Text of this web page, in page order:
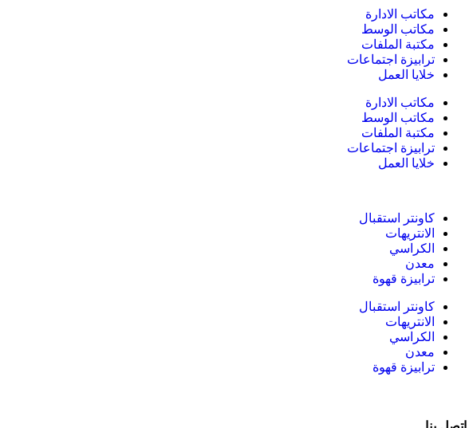
مكاتب الادارة
مكاتب الوسط
مكتبة الملفات
ترابيزة اجتماعات
خلايا العمل
مكاتب الادارة
مكاتب الوسط
مكتبة الملفات
ترابيزة اجتماعات
خلايا العمل
كاونتر استقبال
الانتريهات
الكراسي
معدن
ترابيزة قهوة
كاونتر استقبال
الانتريهات
الكراسي
معدن
ترابيزة قهوة